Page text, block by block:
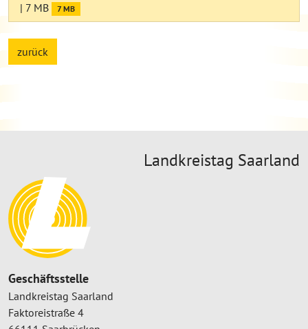
| 7 MB
7 MB
zurück
Landkreistag Saarland
Geschäftsstelle
Landkreistag Saarland
Faktoreistraße 4